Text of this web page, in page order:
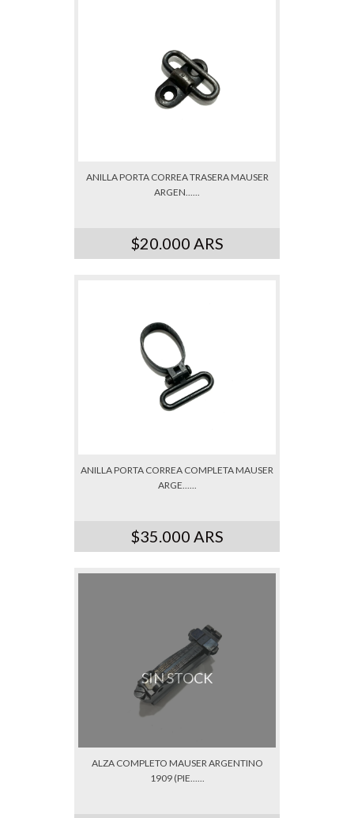
ANILLA PORTA CORREA TRASERA MAUSER
ARGEN......
$20.000 ARS
ANILLA PORTA CORREA COMPLETA MAUSER
ARGE......
$35.000 ARS
SIN STOCK
ALZA COMPLETO MAUSER ARGENTINO
1909 (PIE......